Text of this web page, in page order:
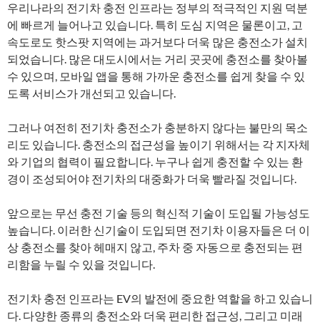
우리나라의 전기차 충전 인프라는 정부의 적극적인 지원 덕분
에 빠르게 늘어나고 있습니다. 특히 도심 지역은 물론이고, 고
속도로도 핫스팟 지역에는 과거보다 더욱 많은 충전소가 설치
되었습니다. 많은 대도시에서는 거리 곳곳에 충전소를 찾아볼
수 있으며, 모바일 앱을 통해 가까운 충전소를 쉽게 찾을 수 있
도록 서비스가 개선되고 있습니다.
그러나 여전히 전기차 충전소가 충분하지 않다는 불만의 목소
리도 있습니다. 충전소의 접근성을 높이기 위해서는 각 지자체
와 기업의 협력이 필요합니다. 누구나 쉽게 충전할 수 있는 환
경이 조성되어야 전기차의 대중화가 더욱 빨라질 것입니다.
앞으로는 무선 충전 기술 등의 혁신적 기술이 도입될 가능성도
높습니다. 이러한 신기술이 도입되면 전기차 이용자들은 더 이
상 충전소를 찾아 헤매지 않고, 주차 중 자동으로 충전되는 편
리함을 누릴 수 있을 것입니다.
전기차 충전 인프라는 EV의 발전에 중요한 역할을 하고 있습니
다. 다양한 종류의 충전소와 더욱 편리한 접근성, 그리고 미래